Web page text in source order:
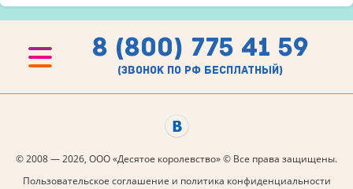
8 (800) 775 41 59
(звонок по рф бесплатный)
© 2008 — 2026, ООО «Десятое королевство» © Все права защищены.
Пользовательское соглашение и политика конфиденциальности